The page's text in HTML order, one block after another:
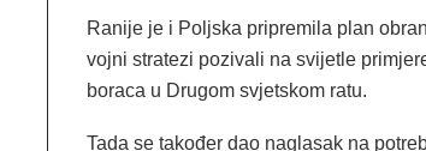
Ranije je i Poljska pripremila plan
vojni stratezi pozivali na svijetle
boraca u Drugom svjetskom ratu.
Tada se također dao naglasak na